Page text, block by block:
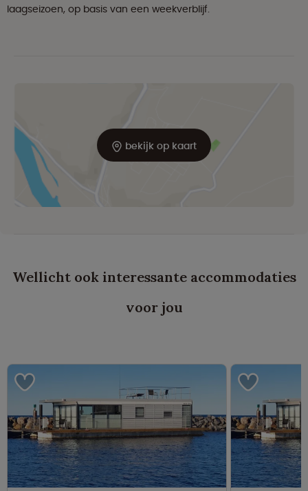
laagseizoen, op basis van een weekverblijf.
bekijk op kaart
Wellicht ook interessante accommodaties
voor jou